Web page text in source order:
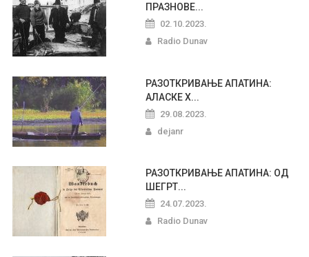
ПРАЗНОВЕ...
02.10.2023.
Radio Dunav
РАЗОТКРИВАЊЕ АПАТИНА:
АЛАСКЕ Х...
29.08.2023.
dejanr
РАЗОТКРИВАЊЕ АПАТИНА: ОД
ШЕГРТ...
24.07.2023.
Radio Dunav